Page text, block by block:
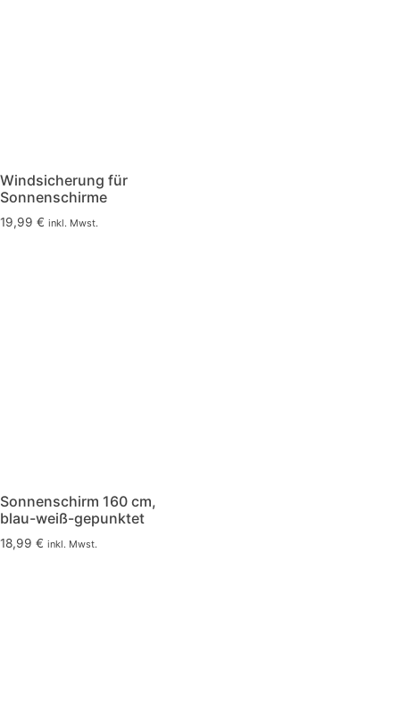
Windsicherung für
Sonnenschirme
19,99 € inkl. Mwst.
Sonnenschirm 160 cm,
blau-weiß-gepunktet
18,99 € inkl. Mwst.